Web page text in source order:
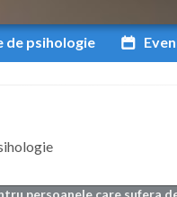
de psihologie
persoanele care sufera